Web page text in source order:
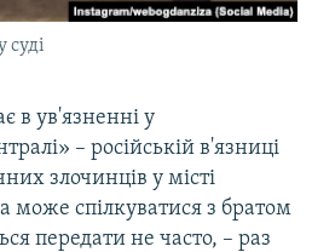
суді
в ув'язненні у
– російській в'язниці
злочинців у місті
може спілкуватися з братом
передати не часто, – раз